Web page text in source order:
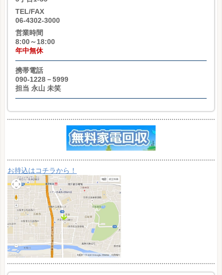
TEL/FAX
06-4302-3000
営業時間
8:00～18:00
年中無休
携帯電話
090-1228－5999
担当 永山 未笑
お持込はコチラから！